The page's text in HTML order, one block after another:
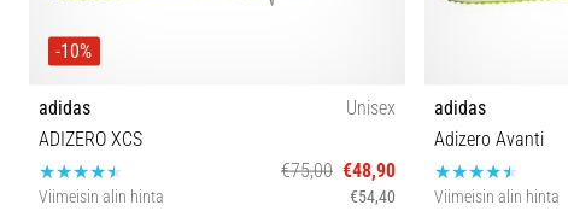
-10%
adidas
Unisex
ADIZERO XCS
€75,00 €48,90
Viimeisin alin hinta €54,40
adidas
Adizero Avanti
Viimeisin alin hinta